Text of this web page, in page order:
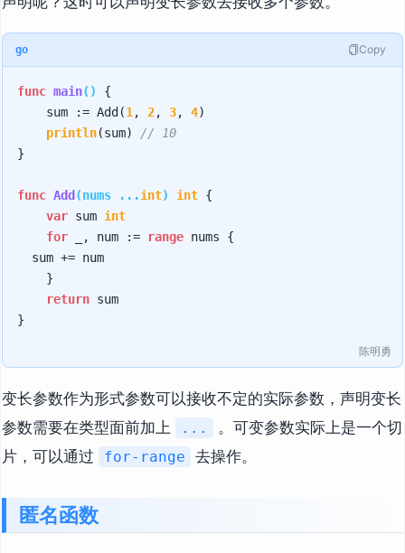
go Copy
func main()
{
    sum := Add(
1 , 2, 3, 4)
println(sum)
// 10
}
func Add (nums ...int) int {
var sum int
for _, num := range nums {
    }
return sum
陈明勇
变长参数作为形式参数可以接收不定的实际参数，声明变长
参数需要在类型面前加上
...
。可变参数实际上是一个切
片，可以通过
for-range 去操作。
匿名函数